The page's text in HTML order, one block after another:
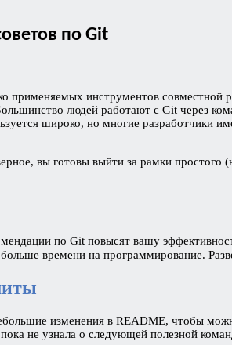
по Git
инструментов совместной
людей работают с Git через
широко, но многие разработчики
вы готовы выйти за рамки простого
по Git повысят вашу
времени на программирование.
изменения в README, чтобы
не узнала о следующей полезной